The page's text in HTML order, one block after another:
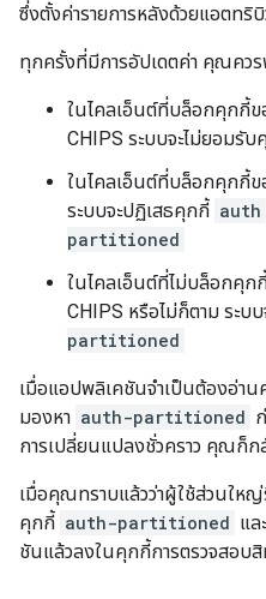
ซึ่งตั้งค่ารายการหลังด้วยแอตทริ
ทุกครั้งที่มีการอัปเดตค่า คุณคว
ในไคลเอ็นต์ที่บล็อกคุกกี้
CHIPS ระบบจะไม่ยอมรับ
ในไคลเอ็นต์ที่บล็อกคุกกี้ข
ระบบจะปฏิเสธคุกกี้ auth
partitioned
ในไคลเอ็นต์ที่ไม่บล็อกคุก
CHIPS หรือไม่ก็ตาม ระบ
partitioned
เมื่อแอปพลิเคชันจำเป็นต้องอ่า
มองหา auth-partitioned
การเปลี่ยนแปลงชั่วคราว คุณก็
เมื่อคุณทราบแล้วว่าผู้ใช้ส่วนใหญ่
คุกกี้ auth-partitioned แล
ชันแล้วลงในคุกกี้การตรวจสอบ